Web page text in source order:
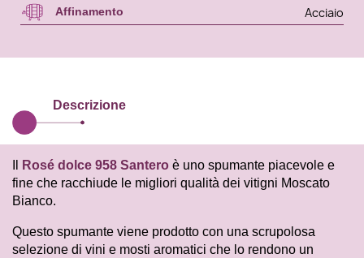
Affinamento Acciaio
Descrizione
Rosé dolce 958 Santero è uno spumante piacevole e
fine che racchiude le migliori qualità dei vitigni Moscato
Bianco.
Questo spumante viene prodotto con una scrupolosa
selezione di vini e mosti aromatici che lo rendono un